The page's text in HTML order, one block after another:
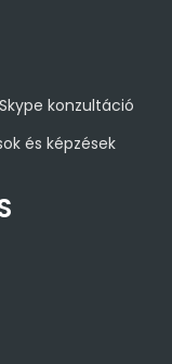
konzultáció
és képzések